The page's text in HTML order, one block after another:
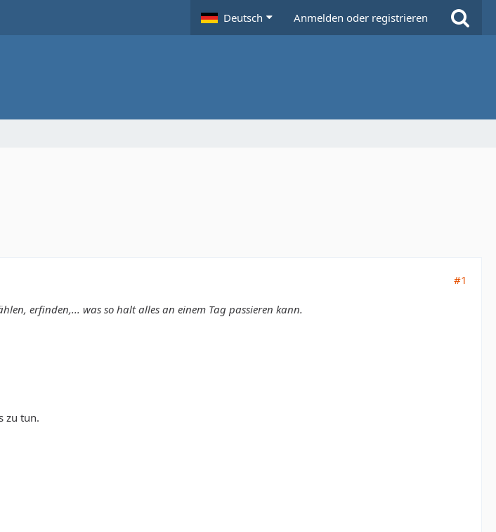
Deutsch Anmelden oder registrieren
#1
erfinden,... was so halt alles an einem Tag passieren kann.
zu tun.